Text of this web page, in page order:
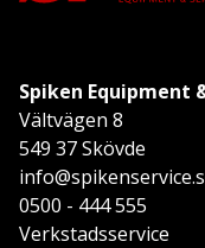
Spiken Equipment
Vältvägen 8
549 37 Skövde
0500 - 444 555
Verkstadsservice